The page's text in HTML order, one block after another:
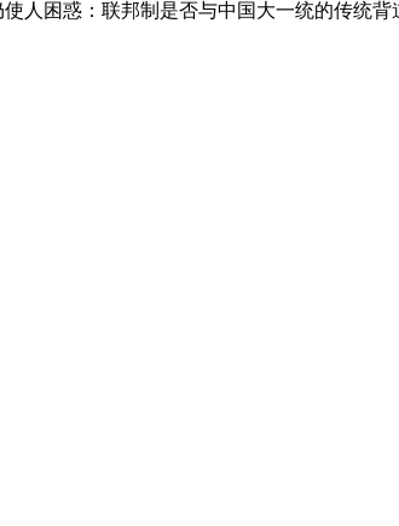
人困惑：联邦制是否与中国大一统的传统